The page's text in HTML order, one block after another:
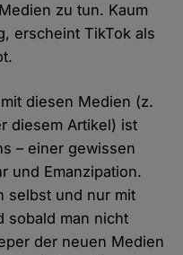
zu tun. Kaum
erscheint TikTok als
diesen Medien (z.
diesem Artikel) ist
– einer gewissen
und Emanzipation.
selbst und nur mit
sobald man nicht
der neuen Medien